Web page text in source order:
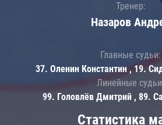
Статистика
Тренер:
Назаров
Главные судьи:
37. Оленин Константин , 19.
Линейные
99. Головлёв Дмитрий , 89.